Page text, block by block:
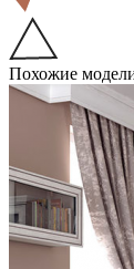
Похожие